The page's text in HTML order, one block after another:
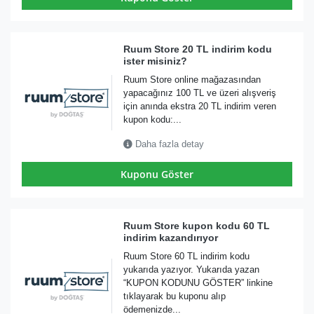
Ruum Store 20 TL indirim kodu
ister misiniz?
Ruum Store online mağazasından
yapacağınız 100 TL ve üzeri alışveriş
için anında ekstra 20 TL indirim veren
kupon kodu:...
Daha fazla detay
Kuponu Göster
Ruum Store kupon kodu 60 TL
indirim kazandırıyor
Ruum Store 60 TL indirim kodu
yukarıda yazıyor. Yukarıda yazan
“KUPON KODUNU GÖSTER” linkine
tıklayarak bu kuponu alıp
ödemenizde...